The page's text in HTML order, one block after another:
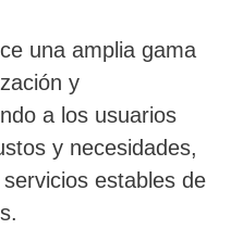
una amplia gama
y
a los usuarios
y necesidades,
estables de